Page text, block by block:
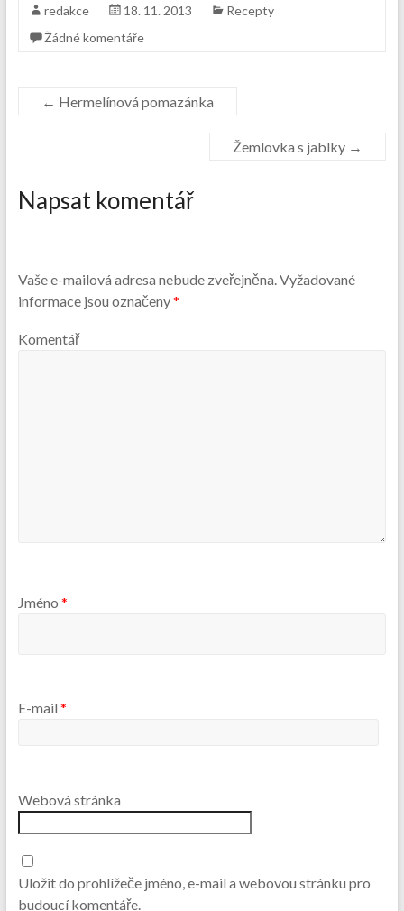
redakce 18. 11. 2013
Recepty
Žádné komentáře
← Hermelínová pomazánka
Žemlovka s jablky →
Napsat komentář
Vaše e-mailová adresa nebude zveřejněna.Vyžadované
informace jsou označeny*
Komentář
Jméno *
E-mail *
Webová stránka
Uložit do prohlížeče jméno, e-mail a webovou stránku pro
budoucí komentáře.